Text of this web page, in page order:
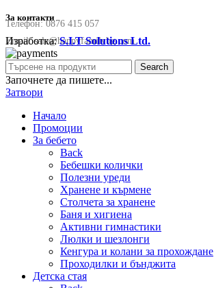
За контакти
Телефон:0876 415 057
Email:sale@happyfamilybg.com
Изработка:S.I.T Solutions Ltd.
Search
Започнете да пишете...
Затвори
Начало
Промоции
За бебето
Back
Бебешки колички
Полезни уреди
Хранене и кърмене
Столчета за хранене
Баня и хигиена
Активни гимнастики
Люлки и шезлонги
Кенгура и колани за прохождане
Проходилки и бънджита
Детска стая